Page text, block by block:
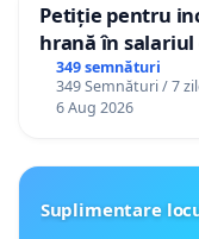
Petiție pentru
hrană în salariul
gradațiilor de
personali
349 semnături
349 Semnături / 7
6 Aug 2026
Suplimentare